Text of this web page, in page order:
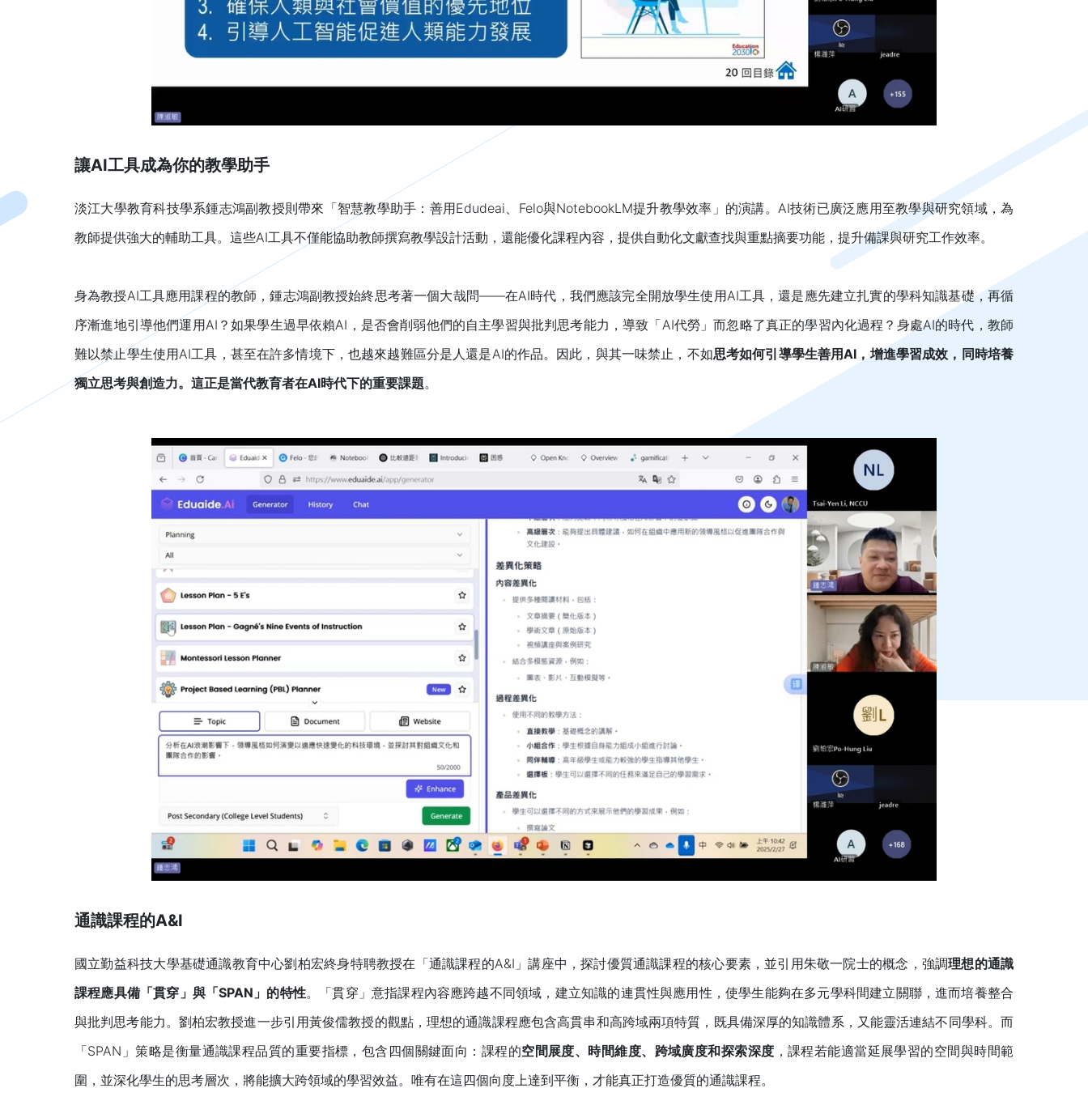
讓AI工具成為你的教學助手
淡江大學教育科技學系鍾志鴻副教授則帶來「智慧教學助手：善用Edudeai、Felo與NotebookLM提升教學效率」的演講。AI技術已廣泛應用至教學與研究領域，為
教師提供強大的輔助工具。這些AI工具不僅能協助教師撰寫教學設計活動，還能優化課程內容，提供自動化文獻查找與重點摘要功能，提升備課與研究工作效率。
身為教授AI工具應用課程的教師，鍾志鴻副教授始終思考著一個大哉問——在AI時代，我們應該完全開放學生使用AI工具，還是應先建立扎實的學科知識基礎，再循
序漸進地引導他們運用AI？如果學生過早依賴AI，是否會削弱他們的自主學習與批判思考能力，導致「AI代勞」而忽略了真正的學習內化過程？身處AI的時代，教師
難以禁止學生使用AI工具，甚至在許多情境下，也越來越難區分是人還是AI的作品。因此，與其一味禁止，不如思考如何引導學生善用AI ，增進學習成效，同時培養
獨立思考與創造力。這正是當代教育者在AI時代下的重要課題。
通識課程的A&I
國立勤益科技大學基礎通識教育中心劉柏宏終身特聘教授在「通識課程的A&I」講座中，探討優質通識課程的核心要素，並引用朱敬一院士的概念，強調理想的通識
課程應具備「貫穿」與「SPAN 」的特性。「貫穿」意指課程內容應跨越不同領域，建立知識的連貫性與應用性，使學生能夠在多元學科間建立關聯，進而培養整合
與批判思考能力。劉柏宏教授進一步引用黃俊儒教授的觀點，理想的通識課程應包含高貫串和高跨域兩項特質，既具備深厚的知識體系，又能靈活連結不同學科。而
「SPAN」策略是衡量通識課程品質的重要指標，包含四個關鍵面向：課程的空間展度、時間維度、跨域廣度和探索深度 ，課程若能適當延展學習的空間與時間範
圍，並深化學生的思考層次，將能擴大跨領域的學習效益。唯有在這四個向度上達到平衡，才能真正打造優質的通識課程。